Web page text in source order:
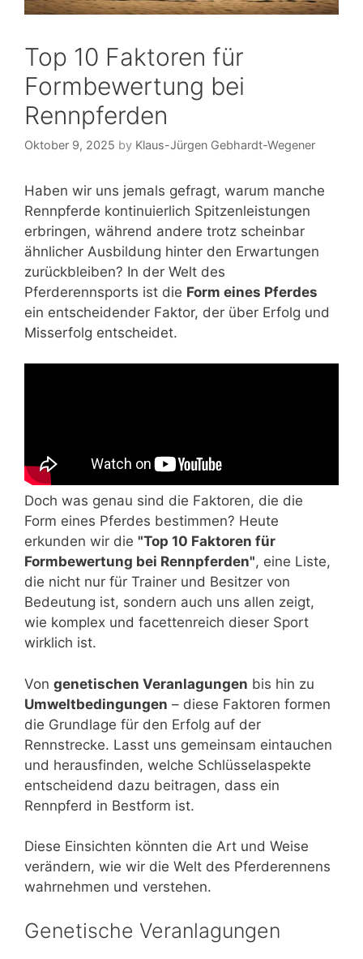
Top 10 Faktoren für
Formbewertung bei
Rennpferden
Oktober 9, 2025 by Klaus-Jürgen Gebhardt-Wegener
Haben wir uns jemals gefragt, warum manche
Rennpferde kontinuierlich Spitzenleistungen
erbringen, während andere trotz scheinbar
ähnlicher Ausbildung hinter den Erwartungen
zurückbleiben? In der Welt des
Pferderennsports ist die Form eines Pferdes
ein entscheidender Faktor, der über Erfolg und
Misserfolg entscheidet.
Doch was genau sind die Faktoren, die die
Form eines Pferdes bestimmen? Heute
erkunden wir die "Top 10 Faktoren für
Formbewertung bei Rennpferden", eine Liste,
die nicht nur für Trainer und Besitzer von
Bedeutung ist, sondern auch uns allen zeigt,
wie komplex und facettenreich dieser Sport
wirklich ist.
Von genetischen Veranlagungen bis hin zu
Umweltbedingungen – diese Faktoren formen
die Grundlage für den Erfolg auf der
Rennstrecke. Lasst uns gemeinsam eintauchen
und herausfinden, welche Schlüsselaspekte
entscheidend dazu beitragen, dass ein
Rennpferd in Bestform ist.
Diese Einsichten könnten die Art und Weise
verändern, wie wir die Welt des Pferderennens
wahrnehmen und verstehen.
Genetische Veranlagungen